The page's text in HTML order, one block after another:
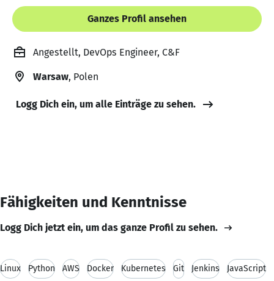
Ganzes Profil ansehen
Angestellt, DevOps Engineer, C&F
Warsaw, Polen
Logg Dich ein, um alle Einträge zu sehen.
Fähigkeiten und Kenntnisse
Logg Dich jetzt ein, um das ganze Profil zu sehen.
Linux Python AWS Docker Kubernetes Git Jenkins JavaScript